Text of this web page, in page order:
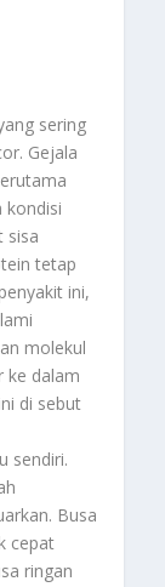
sering
Gejala
kondisi
sisa
tetap
ini,
molekul
ke dalam
di sebut
sendiri.
Busa
cepat
ringan